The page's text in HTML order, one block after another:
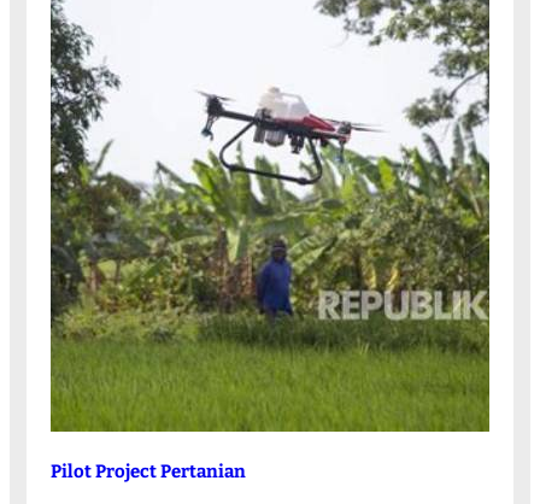
Pilot Project Pertanian